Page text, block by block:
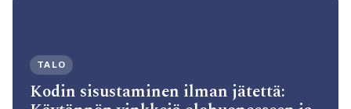
TALO
Kodin sisustaminen ilman jätettä: